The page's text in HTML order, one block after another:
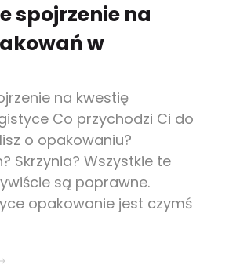
spojrzenie na
w
na kwestię
Co przychodzi Ci do
o opakowaniu?
Skrzynia? Wszystkie te
są poprawne.
opakowanie jest czymś